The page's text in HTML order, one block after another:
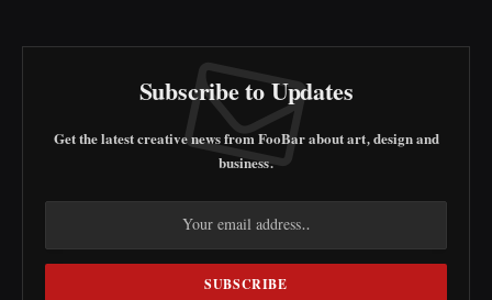
Subscribe to Updates
Get the latest creative news from FooBar about art, design and
business.